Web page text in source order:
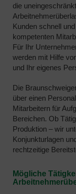
die
Kunden schnell
kompetenten
Für Ihr
werden mit Hilfe
und Ihr eigenes
Die
über einen
Mitarbeitern für
Bereichen. Ob
Produktion – wir
Konjunkturlagen
rechtzeitige
Mögliche